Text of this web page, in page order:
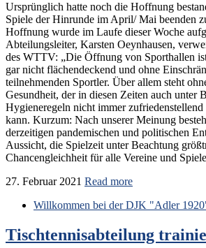
Ursprünglich hatte noch die Hoffnung
Spiele der Hinrunde im April/ Mai beenden
Hoffnung wurde im Laufe dieser Woche
Abteilungsleiter, Karsten Oeynhausen,
des WTTV: „Die Öffnung von Sporthallen
gar nicht flächendeckend und ohne
teilnehmenden Sportler. Über allem steht
Gesundheit, der in diesen Zeiten auch unter
Hygieneregeln nicht immer zufriedenstellend
kann. Kurzum: Nach unserer Meinung
derzeitigen pandemischen und politischen
Aussicht, die Spielzeit unter Beachtung
Chancengleichheit für alle Vereine und
27. Februar 2021 Read more
Willkommen bei der DJK "Adler
Tischtennisabteilung